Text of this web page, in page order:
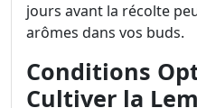
jours avant la récolte
arômes dans vos buds.
Conditions
Cultiver la